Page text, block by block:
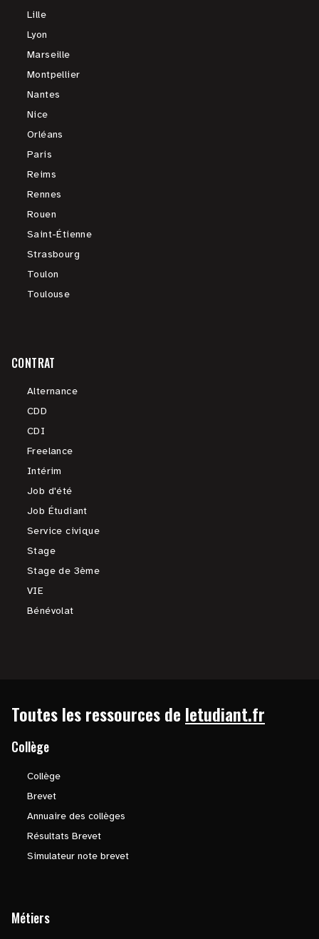
Lille
Lyon
Marseille
Montpellier
Nantes
Nice
Orléans
Paris
Reims
Rennes
Rouen
Saint-Étienne
Strasbourg
Toulon
Toulouse
CONTRAT
Alternance
CDD
CDI
Freelance
Intérim
Job d'été
Job Étudiant
Service civique
Stage
Stage de 3ème
VIE
Bénévolat
Toutes les ressources de letudiant.fr
Collège
Collège
Brevet
Annuaire des collèges
Résultats Brevet
Simulateur note brevet
Métiers